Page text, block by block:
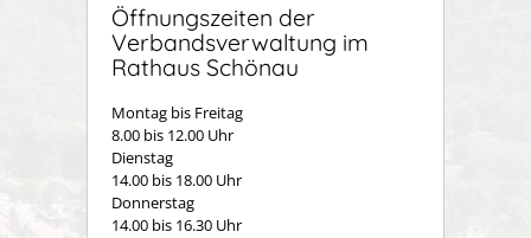
Öffnungszeiten der
Verbandsverwaltung im
Rathaus Schönau
Montag bis Freitag
8.00 bis 12.00 Uhr
Dienstag
14.00 bis 18.00 Uhr
Donnerstag
14.00 bis 16.30 Uhr